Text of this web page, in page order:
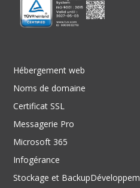
Hébergement web
Noms de domaine
Certificat SSL
Messagerie Pro
Microsoft 365
Infogérance
Stockage et Backup